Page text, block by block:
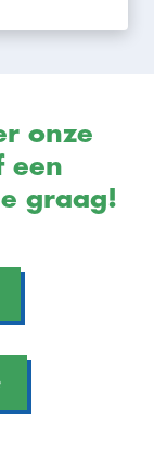
onze
een
graag!